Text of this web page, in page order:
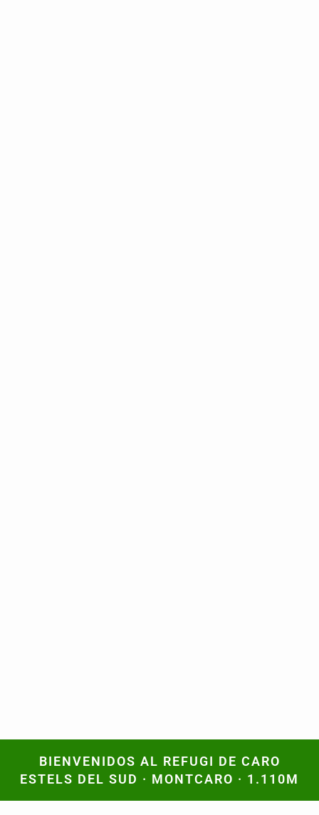
BIENVENIDOS AL REFUGI DE CARO
ESTELS DEL SUD · MONTCARO · 1.110M
BIENVENIDOS AL REFUGI DE CARO
ESTELS DEL SUD · MONTCARO · 1.110M